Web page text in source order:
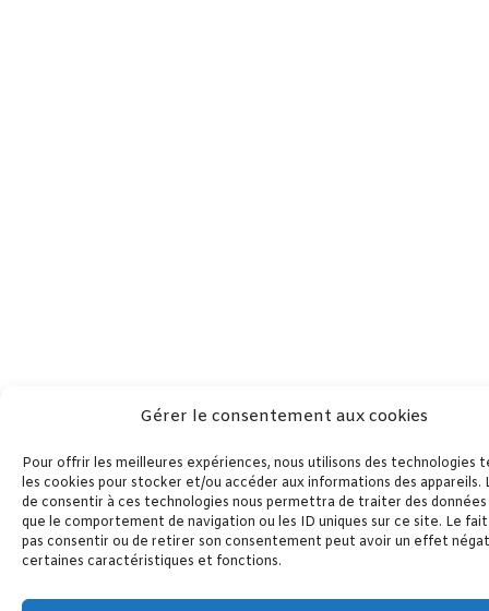
Gérer le consentement aux cookies
Pour offrir les meilleures expériences, nous utilisons des technologies
les cookies pour stocker et/ou accéder aux informations des appareils.
de consentir à ces technologies nous permettra de traiter des
que le comportement de navigation ou les ID uniques sur ce site. Le
pas consentir ou de retirer son consentement peut avoir un effet
certaines caractéristiques et fonctions.